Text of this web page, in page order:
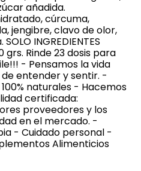
añadida.
cúrcuma,
jengibre, clavo de olor,
INGREDIENTES
grs. Rinde 23 dosis para
- Pensamos la vida
entender y sentir. -
naturales - Hacemos
certificada:
proveedores y los
en el mercado. -
- Cuidado personal -
Alimenticios